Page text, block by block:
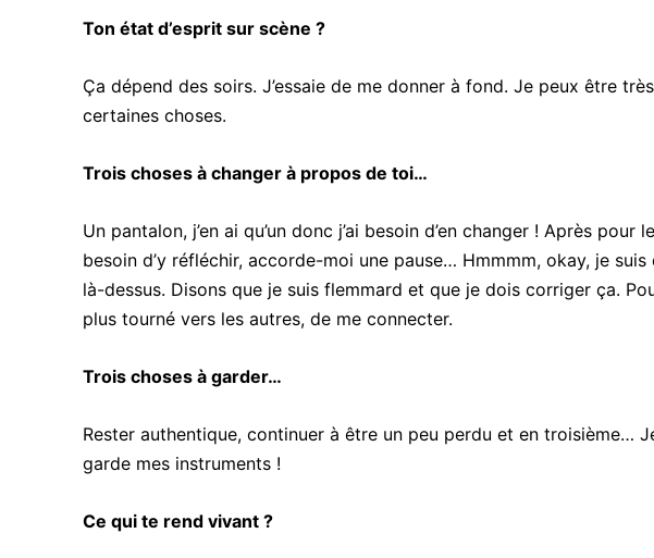
Ton état d’esprit sur scène ?
Ça dépend des soirs. J’essaie de me donner à fond. Je peux être
certaines choses.
Trois choses à changer à propos de toi…
Un pantalon, j’en ai qu’un donc j’ai besoin d’en changer ! Après pour
besoin d’y réfléchir, accorde-moi une pause… Hmmmm, okay, je
là-dessus. Disons que je suis flemmard et que je dois corriger ça.
plus tourné vers les autres, de me connecter.
Trois choses à garder…
Rester authentique, continuer à être un peu perdu et en troisième…
garde mes instruments !
Ce qui te rend vivant ?